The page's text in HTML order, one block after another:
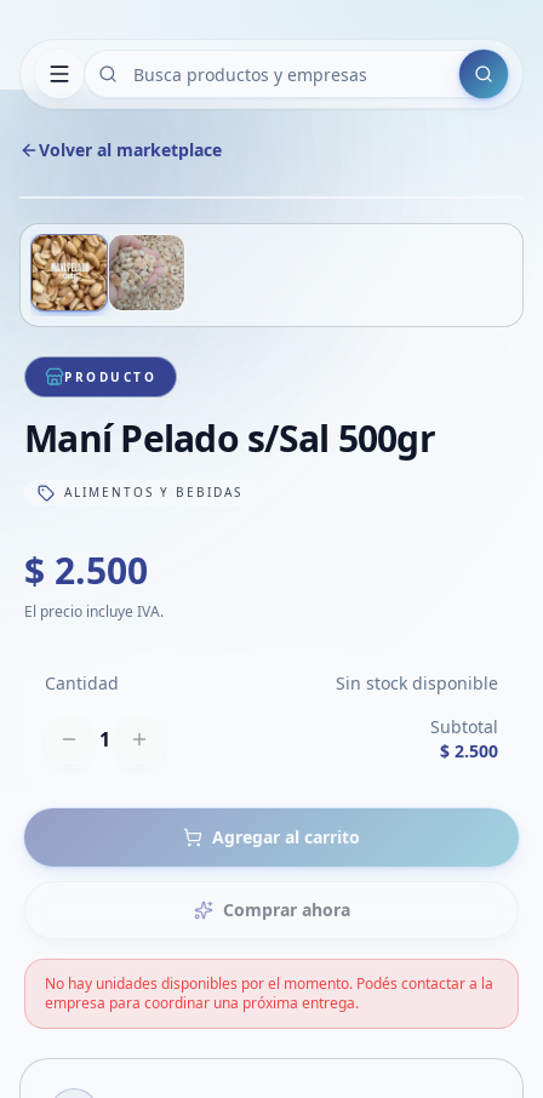
Buscar
Volver al marketplace
1/2
PRODUCTO
Maní Pelado s/Sal 500gr
ALIMENTOS Y BEBIDAS
$ 2.500
El precio incluye IVA.
Cantidad Sin stock disponible
1
Subtotal
$ 2.500
Agregar al carrito
Comprar ahora
No hay unidades disponibles por el momento. Podés contactar a la
empresa para coordinar una próxima entrega.